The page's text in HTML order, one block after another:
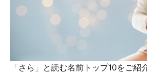
「さら」と読む名前トップ10をご紹